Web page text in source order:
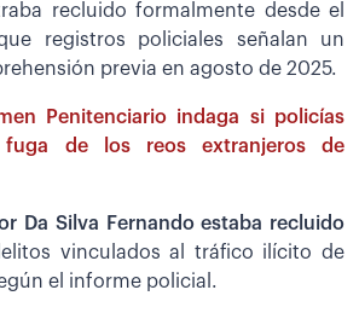
recluido formalmente desde el
registros policiales señalan un
previa en agosto de 2025.
Penitenciario indaga si policías
de los reos extranjeros de
Da Silva Fernando estaba recluido
vinculados al tráfico ilícito de
el informe policial.